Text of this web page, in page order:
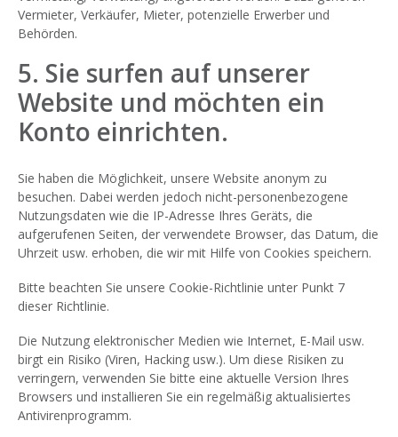
Vermieter, Verkäufer, Mieter, potenzielle Erwerber und
Behörden.
5. Sie surfen auf unserer
Website und möchten ein
Konto einrichten.
Sie haben die Möglichkeit, unsere Website anonym zu
besuchen. Dabei werden jedoch nicht-personenbezogene
Nutzungsdaten wie die IP-Adresse Ihres Geräts, die
aufgerufenen Seiten, der verwendete Browser, das Datum, die
Uhrzeit usw. erhoben, die wir mit Hilfe von Cookies speichern.
Bitte beachten Sie unsere Cookie-Richtlinie unter Punkt 7
dieser Richtlinie.
Die Nutzung elektronischer Medien wie Internet, E-Mail usw.
birgt ein Risiko (Viren, Hacking usw.). Um diese Risiken zu
verringern, verwenden Sie bitte eine aktuelle Version Ihres
Browsers und installieren Sie ein regelmäßig aktualisiertes
Antivirenprogramm.